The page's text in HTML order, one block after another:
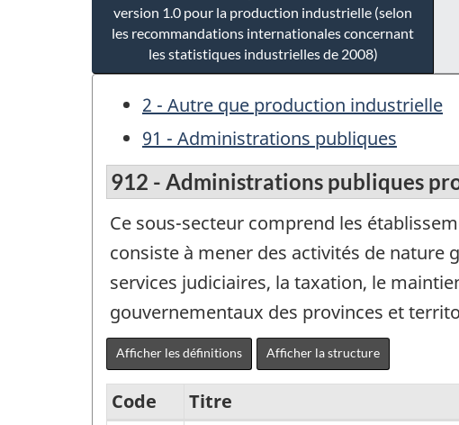
version 1.0 pour la production industrielle (selon
les recommandations internationales concernant
les statistiques industrielles de 2008)
2 - Autre que production industrielle
91 - Administrations publiques
912 - Administrations publiques
Ce sous-secteur comprend les
consiste à mener des activités de nature
services judiciaires, la taxation, le
gouvernementaux des provinces et
Afficher les définitions Afficher la structure
Code
Titre